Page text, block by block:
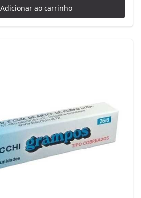
Adicionar ao carrinho